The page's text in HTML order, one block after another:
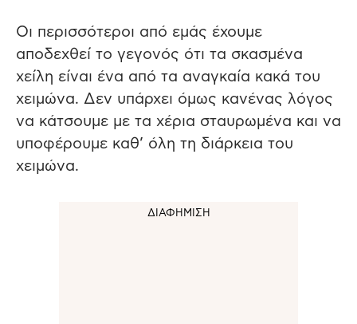
Οι περισσότεροι από εμάς έχουμε
αποδεχθεί το γεγονός ότι τα σκασμένα
χείλη είναι ένα από τα αναγκαία κακά του
χειμώνα. Δεν υπάρχει όμως κανένας λόγος
να κάτσουμε με τα χέρια σταυρωμένα και να
υποφέρουμε καθ’ όλη τη διάρκεια του
χειμώνα.